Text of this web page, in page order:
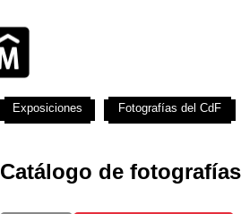
Catálogo de fotografías
Exposiciones Fotografías del CdF